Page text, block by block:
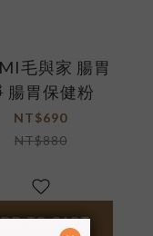
毛與家 腸胃
腸胃保健粉
NT$690
NT$880
TO CART